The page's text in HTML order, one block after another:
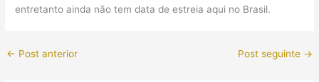
entretanto ainda não tem data de estreia aqui no Brasil.
← Post anterior Post seguinte →